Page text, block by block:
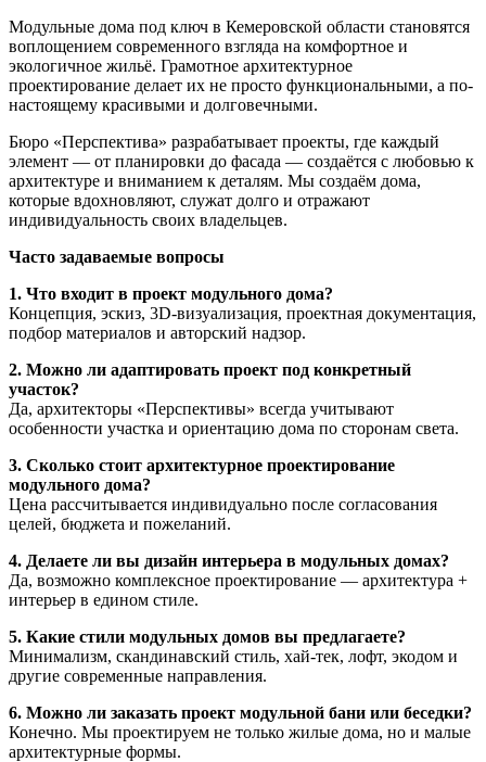
Модульные дома под ключ в Кемеровской области становятся
воплощением современного взгляда на комфортное и
экологичное жильё. Грамотное архитектурное
проектирование делает их не просто функциональными, а по-
настоящему красивыми и долговечными.
Бюро «Перспектива» разрабатывает проекты, где каждый
элемент — от планировки до фасада — создаётся с любовью к
архитектуре и вниманием к деталям. Мы создаём дома,
которые вдохновляют, служат долго и отражают
индивидуальность своих владельцев.
Часто задаваемые вопросы
1. Что входит в проект модульного дома?
Концепция, эскиз, 3D-визуализация, проектная документация,
подбор материалов и авторский надзор.
2. Можно ли адаптировать проект под конкретный
участок?
Да, архитекторы «Перспективы» всегда учитывают
особенности участка и ориентацию дома по сторонам света.
3. Сколько стоит архитектурное проектирование
модульного дома?
Цена рассчитывается индивидуально после согласования
целей, бюджета и пожеланий.
4. Делаете ли вы дизайн интерьера в модульных домах?
Да, возможно комплексное проектирование — архитектура +
интерьер в едином стиле.
5. Какие стили модульных домов вы предлагаете?
Минимализм, скандинавский стиль, хай-тек, лофт, экодом и
другие современные направления.
6. Можно ли заказать проект модульной бани или беседки?
Конечно. Мы проектируем не только жилые дома, но и малые
архитектурные формы.